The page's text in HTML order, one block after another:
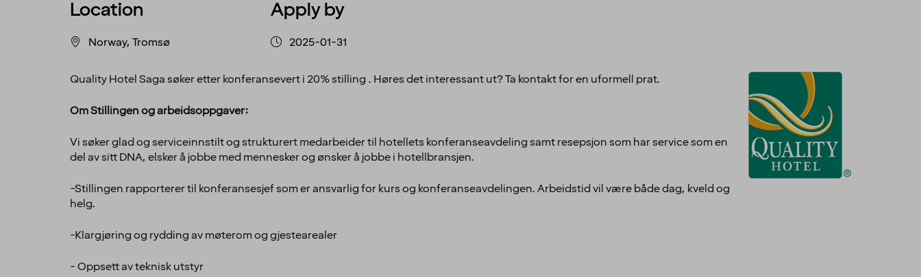
Location
Norway, Tromsø
Apply by
2025-01-31
Quality Hotel Saga søker etter konferansevert i 20% stilling . Høres det interessant ut? Ta kontakt for en uformell prat.
Om Stillingen og arbeidsoppgaver:
Vi søker glad og serviceinnstilt og strukturert medarbeider til hotellets konferanseavdeling samt resepsjon som har service som en
del av sitt DNA, elsker å jobbe med mennesker og ønsker å jobbe i hotellbransjen.
-Stillingen rapporterer til konferansesjef som er ansvarlig for kurs og konferanseavdelingen. Arbeidstid vil være både dag, kveld og
helg.
-Klargjøring og rydding av møterom og gjestearealer
- Oppsett av teknisk utstyr